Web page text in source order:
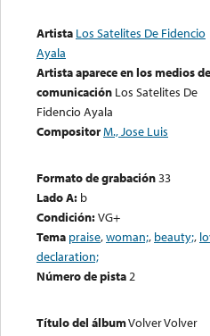
Artista Los Satelites De Fidencio
Ayala
Artista aparece en los medios de
comunicación Los Satelites De
Fidencio Ayala
CompositorM., Jose Luis
Formato de grabación33
Lado A: b
Condición:VG+
Tema praise,woman;, beauty;,
declaration;
Número de pista2
Título del álbumVolver Volver